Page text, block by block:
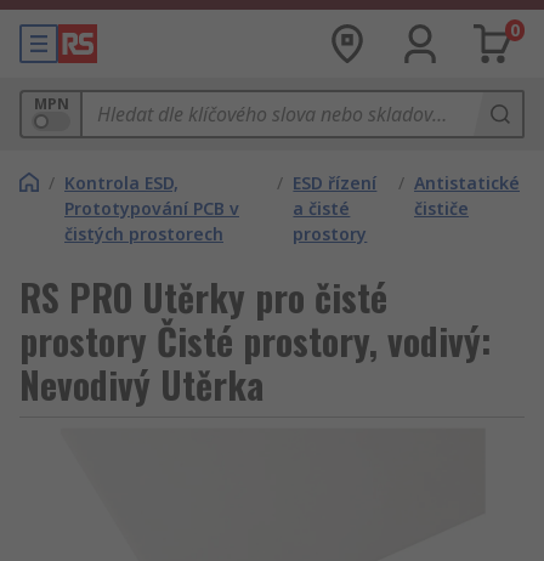
0
MPN
/ Kontrola ESD,
Prototypování PCB v
čistých prostorech
/ ESD řízení
a čisté
prostory
/ Antistatické
čističe
RS PRO Utěrky pro čisté
prostory Čisté prostory, vodivý:
Nevodivý Utěrka